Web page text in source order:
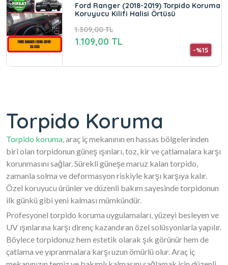
Ford Ranger (2018-2019) Torpido Koruma
Koruyucu Kilifi Halisi Örtüsü
1.309,00 TL
-%15
1.109,00 TL
Torpido Koruma
Torpido koruma, araç iç mekanının en hassas bölgelerinden
biri olan torpidonun güneş ışınları, toz, kir ve çatlamalara karşı
korunmasını sağlar. Sürekli güneşe maruz kalan torpido,
zamanla solma ve deformasyon riskiyle karşı karşıya kalır.
Özel koruyucu ürünler ve düzenli bakım sayesinde torpidonun
ilk günkü gibi yeni kalması mümkündür.
Profesyonel torpido koruma uygulamaları, yüzeyi besleyen ve
UV ışınlarına karşı direnç kazandıran özel solüsyonlarla yapılır.
Böylece torpidonuz hem estetik olarak şık görünür hem de
çatlama ve yıpranmalara karşı uzun ömürlü olur. Araç iç